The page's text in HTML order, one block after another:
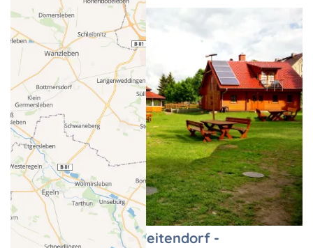
Kanu-Feriencamp Weitendorf -